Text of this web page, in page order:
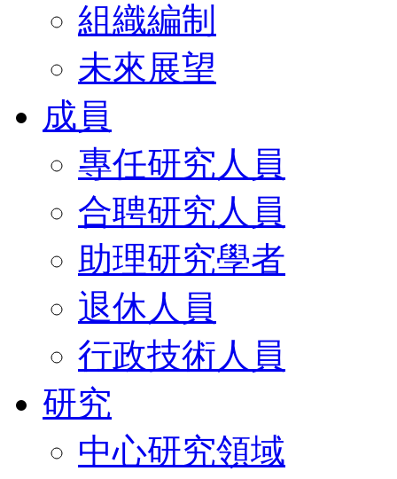
組織編制
未來展望
成員
專任研究人員
合聘研究人員
助理研究學者
退休人員
行政技術人員
研究
中心研究領域